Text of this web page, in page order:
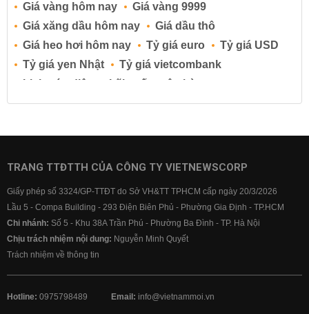
Giá vàng hôm nay
Giá vàng 9999
Giá xăng dầu hôm nay
Giá dầu thô
Giá heo hơi hôm nay
Tỷ giá euro
Tỷ giá USD
Tỷ giá yen Nhật
Tỷ giá vietcombank
Lịch cúp điện
Lãi suất ngân hàng
Lãi suất tiết kiệm
Lãi suất tiền gửi
Lãi suất ngân hàng BIDV
Lãi suất ngân hàng Vietcombank
TRANG TTĐTTH CỦA CÔNG TY VIETNEWSCORP
Giấy phép số 3324/GP-TTĐT do Sở VH&TT TPHCM cấp ngày 20/3/2026
Lầu 5 - Compa Building - 293 Điện Biên Phủ - Phường Gia Định - TP.HCM
Chi nhánh: Số 5 - Khu 38A Trần Phú - Phường Ba Đình - TP. Hà Nội
Chịu trách nhiệm nội dung: Nguyễn Minh Quyết
Trách nhiệm về thông tin
Hotline: 0975798489 Email: info@vietnammoi.vn